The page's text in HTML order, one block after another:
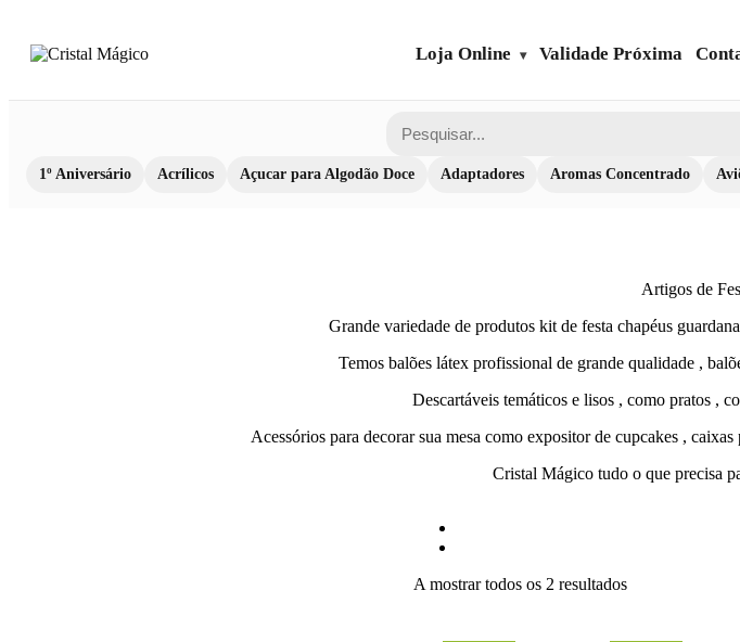
Loja Online Validade Próxima
1º Aniversário Acrílicos Açucar para Algodão Doce Adaptadores Aromas Concentrado
Artigos de
Grande variedade de produtos kit de festa chapéus
Temos balões látex profissional de grande qualidade ,
Descartáveis temáticos e lisos , como pratos ,
Acessórios para decorar sua mesa como expositor de cupcakes ,
Cristal Mágico tudo o que precisa
A mostrar todos os 2 resultados